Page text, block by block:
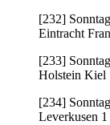
[232]
Eintracht
[233]
Holstein Kiel
[234]
Leverkusen 1